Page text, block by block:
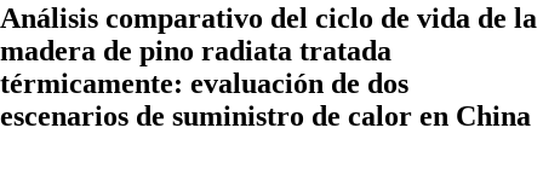
Análisis comparativo del ciclo de vida de la
madera de pino radiata tratada
térmicamente: evaluación de dos
escenarios de suministro de calor en China